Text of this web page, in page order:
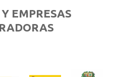
EMPRESAS